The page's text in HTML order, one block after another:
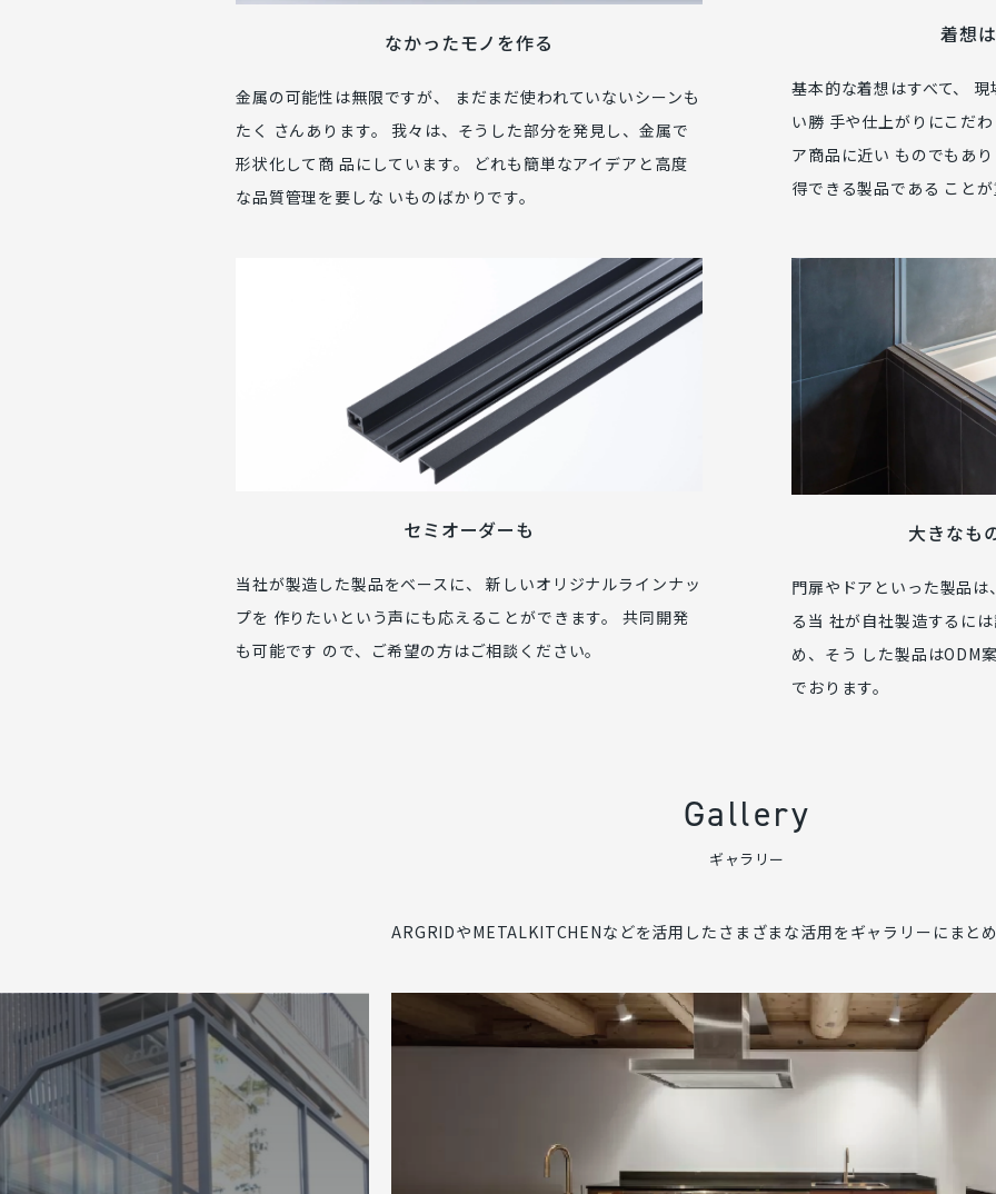
なかったモノを作る
金属の可能性は無限ですが、 まだまだ使われていないシーンも
たく さんあります。 我々は、そうした部分を発見し、金属で
形状化して商 品にしています。 どれも簡単なアイデアと高度
な品質管理を要しな いものばかりです。
着想
基本的な着想はすべて、
い勝 手や仕上がりにこだ
ア商品に近い ものでもあ
得できる製品である ことが
セミオーダーも
当社が製造した製品をベースに、 新しいオリジナルラインナッ
プを 作りたいという声にも応えることができます。 共同開発
も可能です ので、ご希望の方はご相談ください。
大きなも
門扉やドアといった製品
る当 社が自社製造するに
め、そう した製品はODM
でおります。
Gallery
ギャラリー
ARGRIDやMETALKITCHENなどを活用したさまざまな活用をギャラリーにまとめ